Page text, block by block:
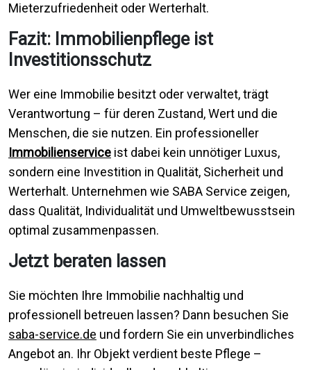
Mieterzufriedenheit oder Werterhalt.
Fazit: Immobilienpflege ist
Investitionsschutz
Wer eine Immobilie besitzt oder verwaltet, trägt
Verantwortung – für deren Zustand, Wert und die
Menschen, die sie nutzen. Ein professioneller
Immobilienservice ist dabei kein unnötiger Luxus,
sondern eine Investition in Qualität, Sicherheit und
Werterhalt. Unternehmen wie SABA Service zeigen,
dass Qualität, Individualität und Umweltbewusstsein
optimal zusammenpassen.
Jetzt beraten lassen
Sie möchten Ihre Immobilie nachhaltig und
professionell betreuen lassen? Dann besuchen Sie
saba-service.de und fordern Sie ein unverbindliches
Angebot an. Ihr Objekt verdient beste Pflege –